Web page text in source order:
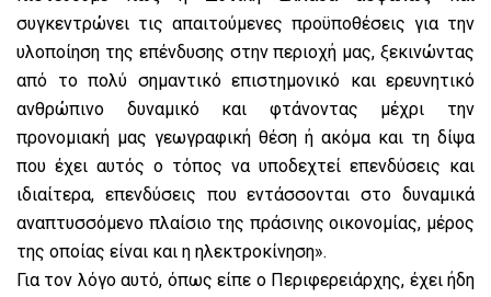
συγκεντρώνει τις απαιτούμενες προϋποθέσεις για την
υλοποίηση της επένδυσης στην περιοχή μας, ξεκινώντας
από το πολύ σημαντικό επιστημονικό και ερευνητικό
ανθρώπινο δυναμικό και φτάνοντας μέχρι την
προνομιακή μας γεωγραφική θέση ή ακόμα και τη δίψα
που έχει αυτός ο τόπος να υποδεχτεί επενδύσεις και
ιδιαίτερα, επενδύσεις που εντάσσονται στο δυναμικά
αναπτυσσόμενο πλαίσιο της πράσινης οικονομίας, μέρος
της οποίας είναι και η ηλεκτροκίνηση».
Για τον λόγο αυτό, όπως είπε ο Περιφερειάρχης, έχει ήδη